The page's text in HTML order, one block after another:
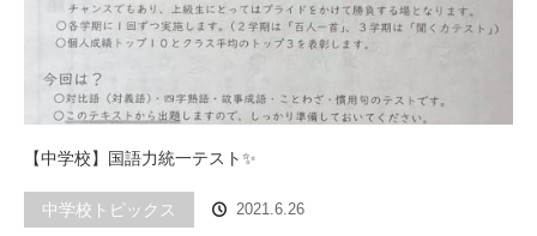
【中学校】国語力統一テスト✨
中学校トピックス 2021.6.26